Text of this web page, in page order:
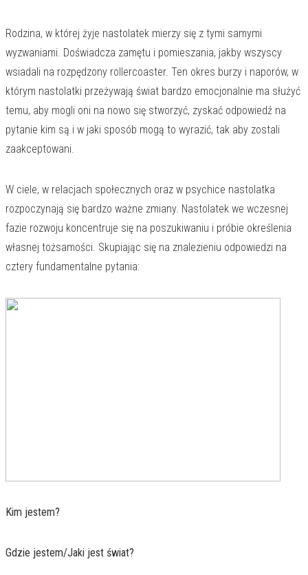
Rodzina, w której żyje nastolatek mierzy się z tymi samymi
wyzwaniami. Doświadcza zamętu i pomieszania, jakby wszyscy
wsiadali na rozpędzony rollercoaster. Ten okres burzy i naporów, w
którym nastolatki przeżywają świat bardzo emocjonalnie ma służyć
temu, aby mogli oni na nowo się stworzyć, zyskać odpowiedź na
pytanie kim są i w jaki sposób mogą to wyrazić, tak aby zostali
zaakceptowani.
W ciele, w relacjach społecznych oraz w psychice nastolatka
rozpoczynają się bardzo ważne zmiany. Nastolatek we wczesnej
fazie rozwoju koncentruje się na poszukiwaniu i próbie określenia
własnej tożsamości. Skupiając się na znalezieniu odpowiedzi na
cztery fundamentalne pytania:
Kim jestem?
Gdzie jestem/Jaki jest świat?